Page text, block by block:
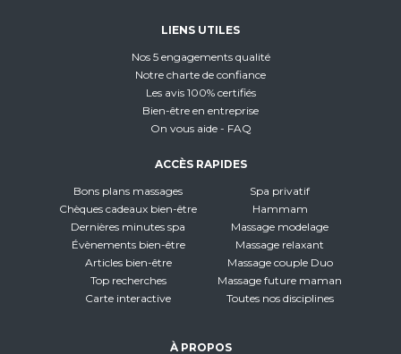
LIENS UTILES
Nos 5 engagements qualité
Notre charte de confiance
Les avis 100% certifiés
Bien-être en entreprise
On vous aide - FAQ
ACCÈS RAPIDES
Bons plans massages
Chèques cadeaux bien-être
Dernières minutes spa
Évènements bien-être
Articles bien-être
Top recherches
Carte interactive
Spa privatif
Hammam
Massage modelage
Massage relaxant
Massage couple Duo
Massage future maman
Toutes nos disciplines
À PROPOS